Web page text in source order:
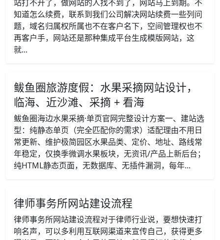
站打不开了，做网站的人找不到了，网站马上到期。不
知道怎么续费，联系到我们公司解决网站续费一些列问
题，域名归属权所属也不在客户名下，空间管理权也不
再客户手，网站还是那种集成平台生成模版网站，这
就...
鲅鱼圈旅游度假：水果采摘网站设计，
临海、近沙滩、采摘 + 看海
鲅鱼圈海边水果采摘·单页官网完整设计方案一、建站选
型：纯静态单页（完全匹配你的需求）适配理由不用日
常更新、维护极简园区水果品类、定价、地址、路线常
年稳定，仅换季微调水果板块，无资讯/产品上新后台；
纯HTML静态页面，无数据库、无插件漏洞，每年...
律师事务所网站建设流程
律师事务所网站建设流程对于律师行业说，要想快速打
响名声，可以多利用互联网渠道来宣传自己，获得更多